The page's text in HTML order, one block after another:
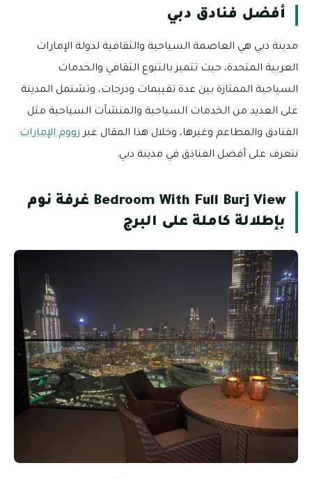
أفضل فنادق دبي
مدينة دبي هي العاصمة السياحية والثقافية لدولة الإمارات
العربية المتحدة، حيث تتميز بالتنوع الثقافي والخدمات
السياحية الممتازة بين عدة تقييمات ودرجات، وتشتمل المدينة
على العديد من الخدمات السياحية والمنشآت السياحية مثل
الفنادق والمطاعم وغيرها، وخلال هذا المقال عبر زووم الإمارات
نتعرف على أفضل الفنادق في مدينة دبي.
Bedroom With Full Burj View غرفة نوم
بإطلالة كاملة على البرج